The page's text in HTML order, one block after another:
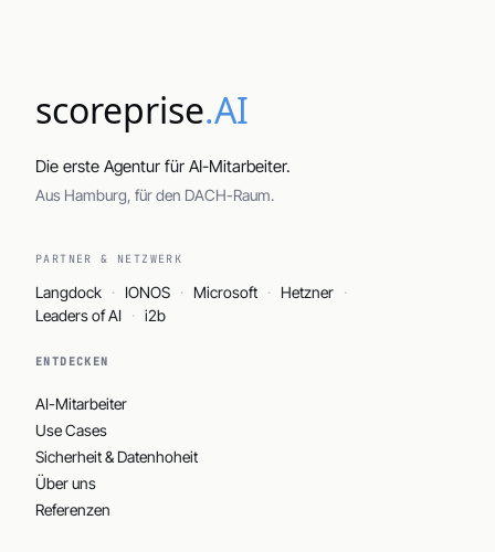
scoreprise.AI
Die erste Agentur für AI-Mitarbeiter.
Aus Hamburg, für den DACH-Raum.
PARTNER & NETZWERK
Langdock IONOS Microsoft
Hetzner
Leaders of AI
i2b
ENTDECKEN
AI-Mitarbeiter
Use Cases
Sicherheit & Datenhoheit
Über uns
Referenzen